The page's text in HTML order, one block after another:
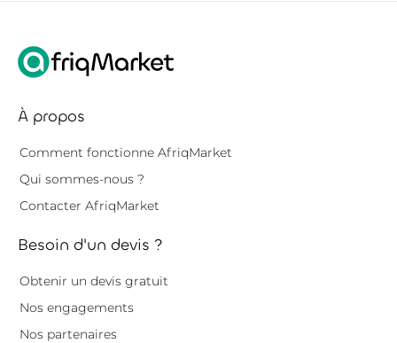
À propos
Comment fonctionne AfriqMarket
Qui sommes-nous ?
Contacter AfriqMarket
Besoin d'un devis ?
Obtenir un devis gratuit
Nos engagements
Nos partenaires